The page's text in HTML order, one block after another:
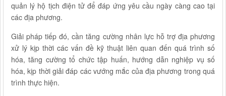
quản lý hộ tịch điện tử để đáp ứng yêu cầu ngày càng cao tại
các địa phương.
Giải pháp tiếp đó, cần tăng cường nhân lực hỗ trợ địa phương
xử lý kịp thời các vấn đề kỹ thuật liên quan đến quá trình số
hóa, tăng cường tổ chức tập huấn, hướng dẫn nghiệp vụ số
hóa, kịp thời giải đáp các vướng mắc của địa phương trong quá
trình thực hiện.